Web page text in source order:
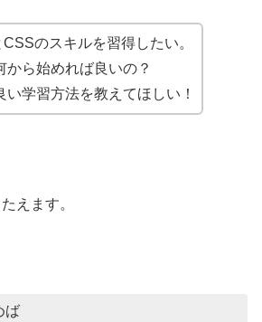
のスキルを習得したい。
から始めれば良いの？
い学習方法を教えてほしい！
えます。
ば